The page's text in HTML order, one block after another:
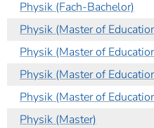
Physik (Fach-Bachelor)
Physik (Master of
Physik (Master of
Physik (Master of
Physik (Master of
Physik (Master)